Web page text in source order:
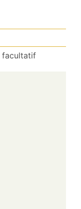
facultatif